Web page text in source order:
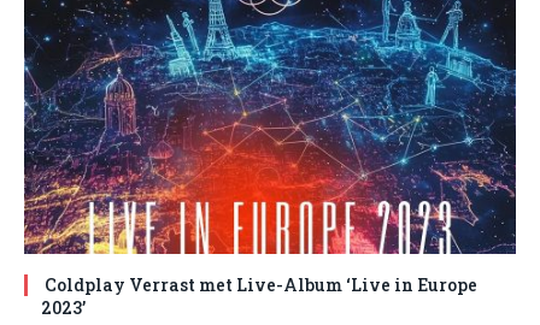
Coldplay Verrast met Live-Album ‘Live in Europe
2023’